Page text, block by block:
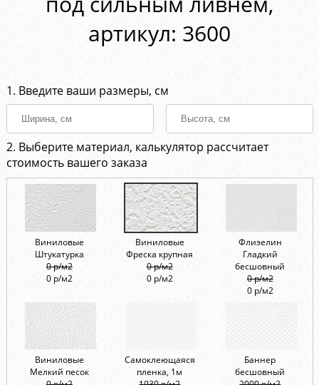
aртикул: 3600
1. Введите ваши размеры, см
2. Выберите материал, калькулятор рассчитает
стоимость вашего заказа
Виниловые
Штукатурка
0 р/м2
0 р/м2
Виниловые
Фреска крупная
0 р/м2
0 р/м2
Флизелин
Гладкий
бесшовный
0 р/м2
0 р/м2
Виниловые
Мелкий песок
Самоклеющаяся
пленка, 1м
Баннер
бесшовный